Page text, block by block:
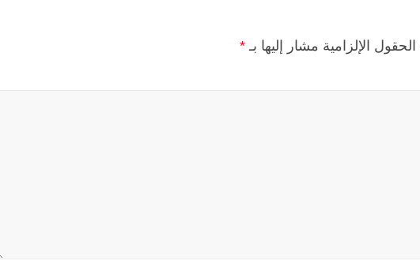
الحقول الإلزامية مشار إليها بـ *